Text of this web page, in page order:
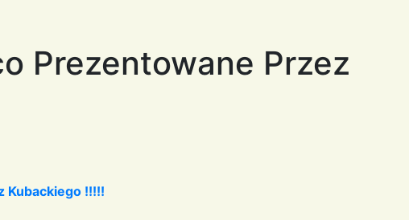
Prezentowane Przez
Kubackiego !!!!!